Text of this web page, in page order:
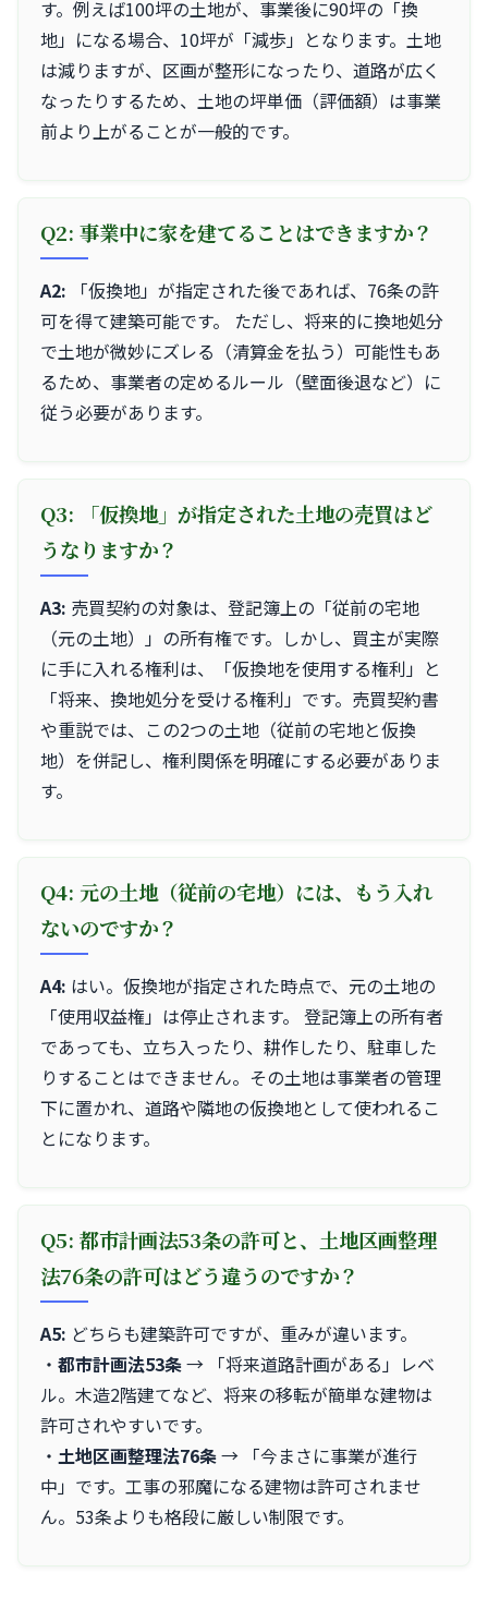
す。例えば100坪の土地が、事業後に90坪の「換
地」になる場合、10坪が「減歩」となります。土地
は減りますが、区画が整形になったり、道路が広く
なったりするため、土地の坪単価（評価額）は事業
前より上がることが一般的です。
Q2: 事業中に家を建てることはできますか？
A2: 「仮換地」が指定された後であれば、76条の許
可を得て建築可能です。 ただし、将来的に換地処分
で土地が微妙にズレる（清算金を払う）可能性もあ
るため、事業者の定めるルール（壁面後退など）に
従う必要があります。
Q3: 「仮換地」が指定された土地の売買はど
うなりますか？
A3: 売買契約の対象は、登記簿上の「従前の宅地
（元の土地）」の所有権です。しかし、買主が実際
に手に入れる権利は、「仮換地を使用する権利」と
「将来、換地処分を受ける権利」です。売買契約書
や重説では、この2つの土地（従前の宅地と仮換
地）を併記し、権利関係を明確にする必要がありま
す。
Q4: 元の土地（従前の宅地）には、もう入れ
ないのですか？
A4: はい。仮換地が指定された時点で、元の土地の
「使用収益権」は停止されます。 登記簿上の所有者
であっても、立ち入ったり、耕作したり、駐車した
りすることはできません。その土地は事業者の管理
下に置かれ、道路や隣地の仮換地として使われるこ
とになります。
Q5: 都市計画法53条の許可と、土地区画整理
法76条の許可はどう違うのですか？
A5: どちらも建築許可ですが、重みが違います。
・ 都市計画法53条→ 「将来道路計画がある」レベ
ル。木造2階建てなど、将来の移転が簡単な建物は
許可されやすいです。
・ 土地区画整理法76条→ 「今まさに事業が進行
中」です。工事の邪魔になる建物は許可されませ
ん。53条よりも格段に厳しい制限です。